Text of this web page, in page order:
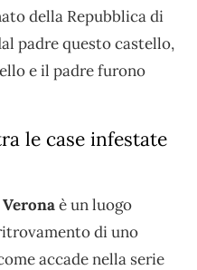
della Repubblica di
padre questo castello,
e il padre furono
le case infestate
è un luogo
di uno
accade nella serie